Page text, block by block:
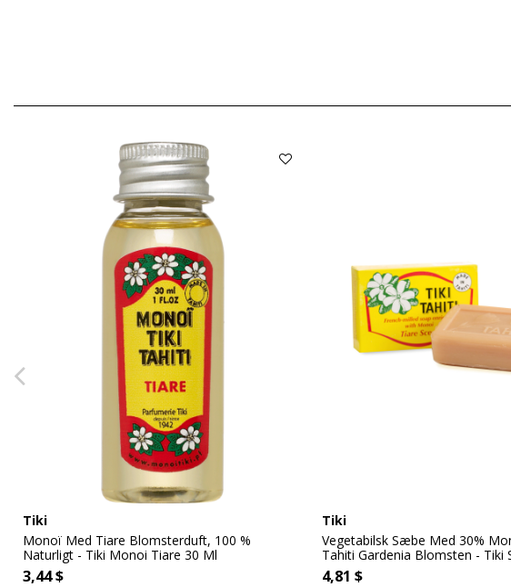
Tiki
Monoï Med Tiare Blomsterduft, 100 %
Naturligt - Tiki Monoi Tiare 30 Ml
3,44 $
Tiki
Vegetabilsk Sæbe Med 30%
Tahiti Gardenia Blomsten - Tiki
4,81 $